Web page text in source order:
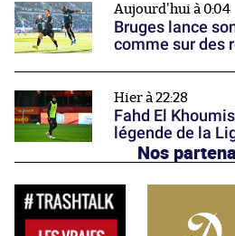
Aujourd'hui à 0:04
Bruges lance
comme sur des
Hier à 22:28
Fahd El
légende de la
Nos